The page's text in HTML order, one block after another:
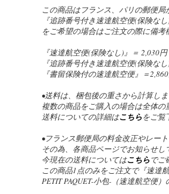
この商品はフランス、パリの郵便局
『追跡番号付き速達航空便(保険な
をご希望の場合はご注文の際に備考
『速達航空便(保険なし)』＝ 2,030円
『追跡番号付き速達航空便(保険な
『書留保険付の速達航空便』＝
•送料は、梱包後の重さから計算しま
複数の商品をご購入の場合は全体の
送料についての詳細はこちらをご覧
•フランス郵便局の料金改正やレー
その為、各商品ページでお知らせし
今現在の送料についてはこちらでご
この商品1点のみをご注文で『速達
PETIT PAQUET-小包-（速達航空便